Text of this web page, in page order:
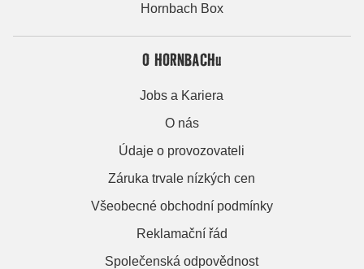
Hornbach Box
O HORNBACHu
Jobs a Kariera
O nás
Údaje o provozovateli
Záruka trvale nízkých cen
Všeobecné obchodní podmínky
Reklamační řád
Společenská odpovědnost